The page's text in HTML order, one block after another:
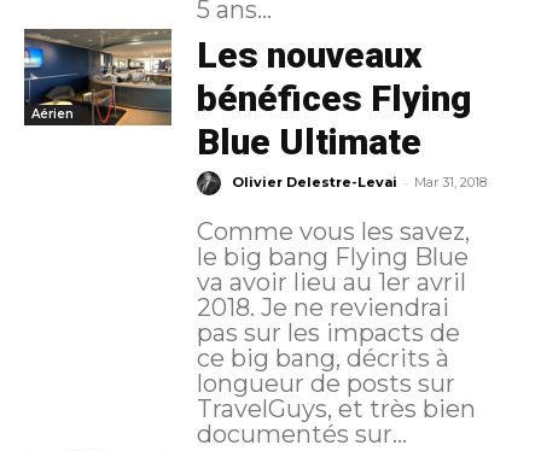
5 ans...
Aérien
Les nouveaux
bénéfices Flying
Blue Ultimate
Olivier Delestre-Levai - Mar 31, 2018
​Comme vous les savez,
le big bang Flying Blue
va avoir lieu au 1er avril
2018. Je ne reviendrai
pas sur les impacts de
ce big bang, décrits à
longueur de posts sur
TravelGuys, et très bien
documentés sur...